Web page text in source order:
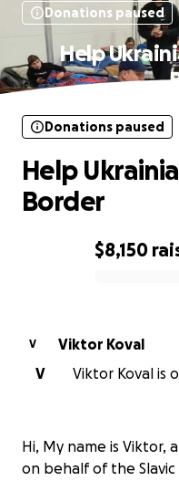
Donations paused
Help
$8,150
Donations paused
Help
Border
V
Viktor Koval
V
Viktor Koval is
Hi, My name is Viktor,
on behalf of the Slavic